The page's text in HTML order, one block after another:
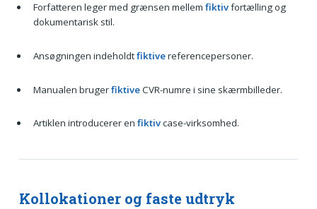
Forfatteren leger med grænsen mellem fiktivfortælling og
dokumentarisk stil.
Ansøgningen indeholdtfiktivereferencepersoner.
Manualen brugerfiktiveCVR-numre i sine skærmbilleder.
Artiklen introducerer en fiktivcase-virksomhed.
Kollokationer og faste udtryk